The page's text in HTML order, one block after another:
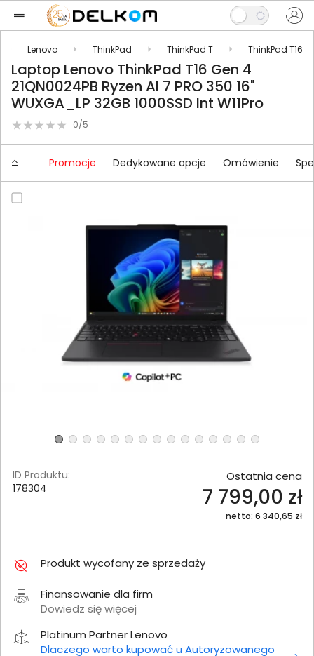
Lenovo ThinkPad ThinkPad T ThinkPad T16
Laptop Lenovo ThinkPad T16 Gen 4
21QN0024PB Ryzen AI 7 PRO 350 16"
WUXGA_LP 32GB 1000SSD Int W11Pro
0/5
Promocje Dedykowane opcje Omówienie
ID Produktu:
178304
Ostatnia cena
7 799,00 zł
netto: 6 340,65 zł
Produkt wycofany ze sprzedaży
Finansowanie dla firm
Dowiedz się więcej
Platinum Partner Lenovo
Dlaczego warto kupować u Autoryzowanego